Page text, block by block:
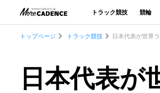
トラック競技 競輪
トップページ トラック競技 日本代表が世界
日本代表が